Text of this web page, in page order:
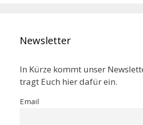
Newsletter
In Kürze kommt unser
tragt Euch hier dafür ein.
Email